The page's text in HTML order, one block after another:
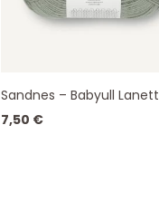
Sandnes – Babyull Lanett
7,50 €